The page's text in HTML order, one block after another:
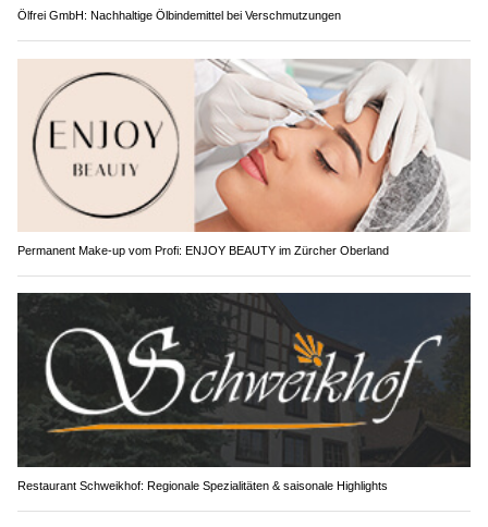
Ölfrei GmbH: Nachhaltige Ölbindemittel bei Verschmutzungen
Permanent Make-up vom Profi: ENJOY BEAUTY im Zürcher Oberland
Restaurant Schweikhof: Regionale Spezialitäten & saisonale Highlights